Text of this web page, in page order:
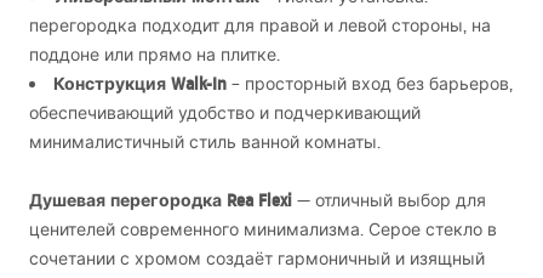
перегородка подходит для правой и левой стороны, на
поддоне или прямо на плитке.
Конструкция Walk-In – просторный вход без барьеров,
обеспечивающий удобство и подчеркивающий
минималистичный стиль ванной комнаты.
Душевая перегородка Rea Flexi — отличный выбор для
ценителей современного минимализма. Серое стекло в
сочетании с хромом создаёт гармоничный и изящный